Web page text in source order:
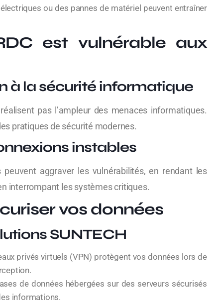
ou des pannes de matériel peuvent entraîner
est vulnérable aux
à la sécurité informatique
pas l’ampleur des menaces informatiques.
pratiques de sécurité modernes.
instables
aggraver les vulnérabilités, en rendant les
interrompant les systèmes critiques.
vos données
SUNTECH
privés virtuels (VPN) protègent vos données lors de
de données hébergées sur des serveurs sécurisés
informations.